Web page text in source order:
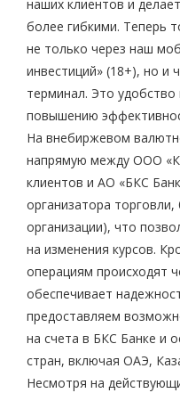
наших клиентов и
более гибкими. Теперь
не только через наш
инвестиций» (18+), но и
терминал. Это
повышению
На внебиржевом
напрямую между ООО
клиентов и АО «БКС
организатора торговли,
организации), что
на изменения курсов.
операциям происходят
обеспечивает
предоставляем
на счета в БКС Банке и
стран, включая ОАЭ,
Несмотря на